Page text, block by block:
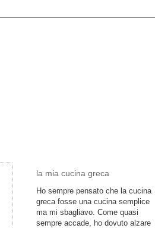
la mia cucina greca
Ho sempre pensato che la cucina
greca fosse una cucina semplice
ma mi sbagliavo. Come quasi
sempre accade, ho dovuto alzare